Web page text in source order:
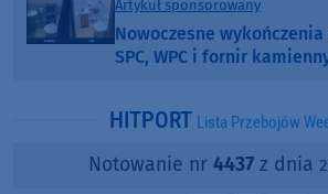
Artykuł sponsorowany
Nowoczesne
SPC, WPC i fornir
HITPORT Lista Przebojów
Notowanie nr 4437 z dnia